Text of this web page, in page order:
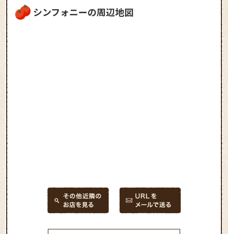
シンフォニーの周辺地図